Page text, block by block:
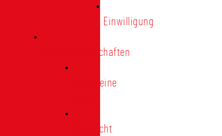
Einwilligung
Tischgemeinschaften
Allgemeine
Übersicht